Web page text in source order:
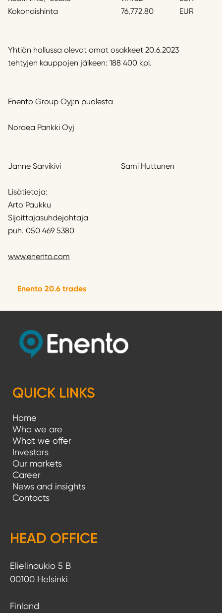
Kokonaishinta
76,772.80 EUR
Yhtiön hallussa olevat omat osakkeet 20.6.2023
tehtyjen kauppojen jälkeen: 188 400 kpl.
Enento Group Oyj:n puolesta
Nordea Pankki Oyj
Janne Sarvikivi Sami Huttunen
Lisätietoja:
Arto Paukku
Sijoittajasuhdejohtaja
puh. 050 469 5380
www.enento.com
Enento 20.6 trades
QUICK LINKS
Home
Who we are
What we offer
Investors
Our markets
Career
News and insights
Contacts
HEAD OFFICE
Elielinaukio 5 B
00100 Helsinki
Finland